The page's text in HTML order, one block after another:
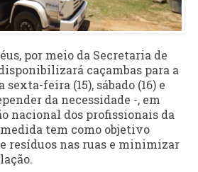
por meio da Secretaria de
caçambas para a
feira (15), sábado (16) e
da necessidade -, em
nacional dos profissionais da
tem como objetivo
resíduos nas ruas e minimizar